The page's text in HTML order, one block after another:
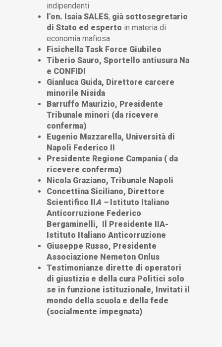
indipendenti
l’on. Isaia SALES, già sottosegretario
di Stato ed esperto in materia di
economia mafiosa
Fisichella Task Force Giubileo
Tiberio Sauro, Sportello antiusura Na
e CONFIDI
Gianluca Guida, Direttore carcere
minorile Nisida
Barruffo Maurizio, Presidente
Tribunale minori (da ricevere
conferma)
Eugenio Mazzarella, Università di
Napoli Federico II
Presidente Regione Campania ( da
ricevere conferma)
Nicola Graziano, Tribunale Napoli
Concettina Siciliano, Direttore
Scientifico IIA – Istituto Italiano
Anticorruzione Federico
Bergaminelli, Il Presidente IIA-
Istituto Italiano Anticorruzione
Giuseppe Russo, Presidente
Associazione Nemeton Onlus
Testimonianze dirette di operatori
di giustizia e della cura Politici solo
se in funzione istituzionale, Invitati il
mondo della scuola e della fede
(socialmente impegnata)